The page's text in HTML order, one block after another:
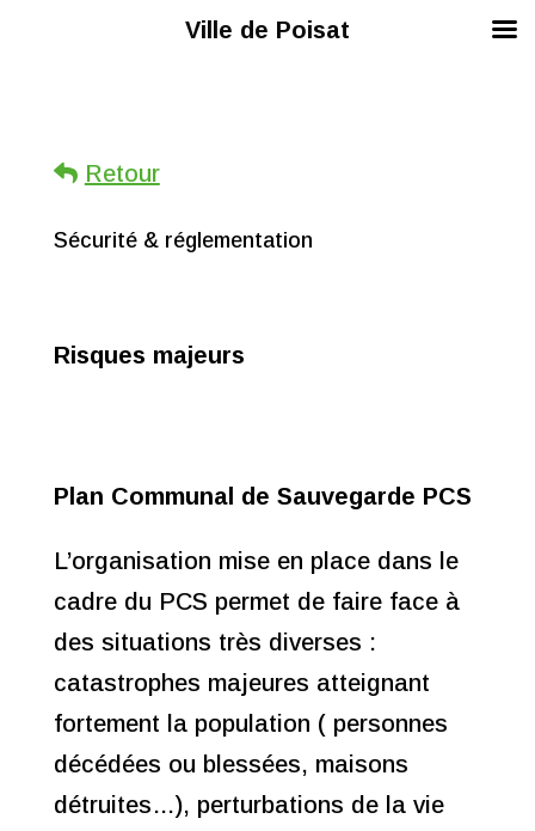
Retour
Sécurité & réglementation
Risques majeurs
Plan Communal de Sauvegarde PCS
L’organisation mise en place dans le
cadre du PCS permet de faire face à
des situations très diverses :
catastrophes majeures atteignant
fortement la population ( personnes
décédées ou blessées, maisons
détruites…), perturbations de la vie
Ville de Poisat